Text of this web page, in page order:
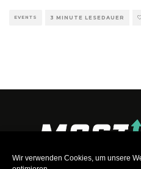
Wir verwenden Cookies, um unsere
EVENTS 3 MINUTE LESEDAUER